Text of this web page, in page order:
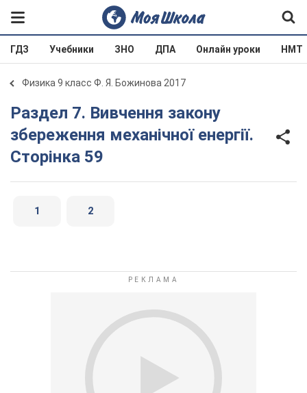
ГДЗ Учебники ЗНО ДПА Онлайн уроки НМТ
Физика 9 класс Ф. Я. Божинова 2017
Раздел 7. Вивчення закону
збереження механічної енергії.
Сторінка 59
1 2